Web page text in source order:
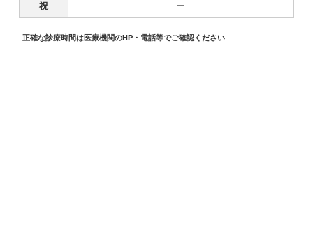
祝 ー
正確な診療時間は医療機関のHP・電話等でご確認ください